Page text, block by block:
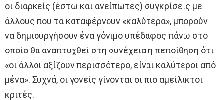
οι διαρκείς (έστω και ανείπωτες) συγκρίσεις με
άλλους που τα καταφέρνουν «καλύτερα», μπορούν
να δημιουργήσουν ένα γόνιμο υπέδαφος πάνω στο
οποίο θα αναπτυχθεί στη συνέχεια η πεποίθηση ότι
«οι άλλοι αξίζουν περισσότερο, είναι καλύτεροι από
μένα». Συχνά, οι γονείς γίνονται οι πιο αμείλικτοι
κριτές.